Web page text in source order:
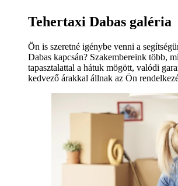
Tehertaxi Dabas galéria
Ön is szeretné igénybe venni a
Dabas kapcsán? Szakembereink több,
tapasztalattal a hátuk mögött, valódi
kedvező árakkal állnak az Ön